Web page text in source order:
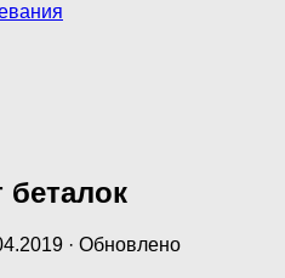
беталок
· Обновлено